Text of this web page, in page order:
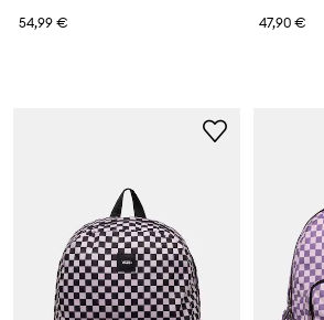
54,99 €
47,90 €